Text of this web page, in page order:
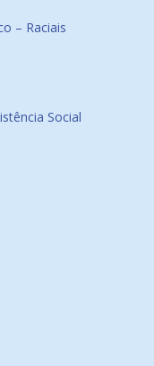
– Raciais
Social